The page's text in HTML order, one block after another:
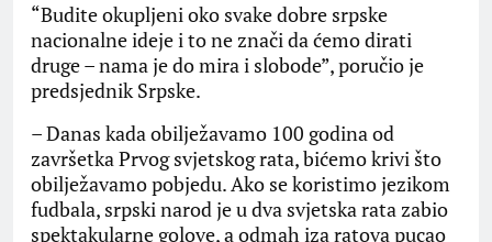
“Budite okupljeni oko svake dobre srpske
nacionalne ideje i to ne znači da ćemo dirati
druge – nama je do mira i slobode”, poručio je
predsjednik Srpske.
– Danas kada obilježavamo 100 godina od
završetka Prvog svjetskog rata, bićemo krivi što
obilježavamo pobjedu. Ako se koristimo jezikom
fudbala, srpski narod je u dva svjetska rata zabio
spektakularne golove, a odmah iza ratova pucao